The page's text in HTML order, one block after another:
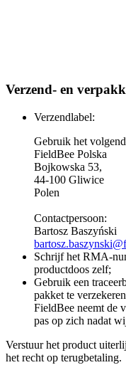
Verzend- en
Verzendlabel:
Gebruik het
FieldBee Polska
Bojkowska 53,
44-100 Gliwice
Polen
Contactpersoon:
Bartosz Baszyński
Schrijf het RMA-
productdoos zelf;
Gebruik een
pakket te
FieldBee neemt de
pas op zich nadat
Verstuur het product
het recht op terugbetaling.